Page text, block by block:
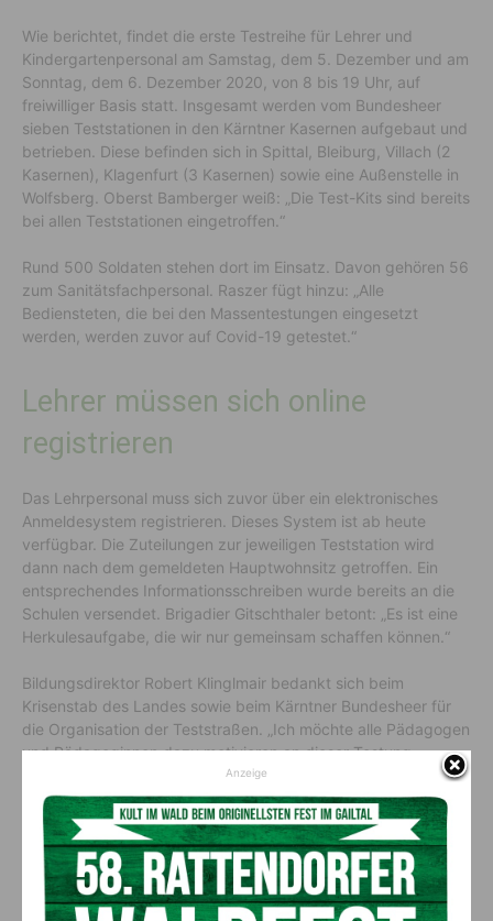
Wie berichtet, findet die erste Testreihe für Lehrer und
Kindergartenpersonal am Samstag, dem 5. Dezember und am
Sonntag, dem 6. Dezember 2020, von 8 bis 19 Uhr, auf
freiwilliger Basis statt. Insgesamt werden vom Bundesheer
sieben Teststationen in den Kärntner Kasernen aufgebaut und
betrieben. Diese befinden sich in Spittal, Bleiburg, Villach (2
Kasernen), Klagenfurt (3 Kasernen) sowie eine Außenstelle in
Wolfsberg. Oberst Bamberger weiß: „Die Test-Kits sind bereits
bei allen Teststationen eingetroffen.“
Rund 500 Soldaten stehen dort im Einsatz. Davon gehören 56
zum Sanitätsfachpersonal. Raszer fügt hinzu: „Alle
Bediensteten, die bei den Massentestungen eingesetzt
werden, werden zuvor auf Covid-19 getestet.“
Lehrer müssen sich online
registrieren
Das Lehrpersonal muss sich zuvor über ein elektronisches
Anmeldesystem registrieren. Dieses System ist ab heute
verfügbar. Die Zuteilungen zur jeweiligen Teststation wird
dann nach dem gemeldeten Hauptwohnsitz getroffen. Ein
entsprechendes Informationsschreiben wurde bereits an die
Schulen versendet. Brigadier Gitschthaler betont: „Es ist eine
Herkulesaufgabe, die wir nur gemeinsam schaffen können.“
Bildungsdirektor Robert Klinglmair bedankt sich beim
Krisenstab des Landes sowie beim Kärntner Bundesheer für
die Organisation der Teststraßen. „Ich möchte alle Pädagogen
und Pädagoginnen dazu motivieren an dieser Testung
Quelle: 5min.at
Vorheriger Artikel
Die Wildbach- und
Nächster Artikel
Familien mit kleinem Ein­
Anzeige